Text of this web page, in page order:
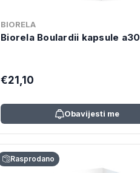
BIORELA
Biorela Boulardii kapsule a30
€21,10
Obavijesti me
Rasprodano